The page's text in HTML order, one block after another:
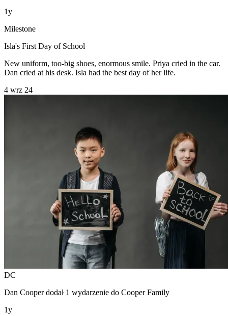
1y
Milestone
Isla's First Day of School
New uniform, too-big shoes, enormous smile. Priya cried in the car.
Dan cried at his desk. Isla had the best day of her life.
4 wrz 24
DC
Dan Cooperdodał 1 wydarzenie do Cooper Family
1y